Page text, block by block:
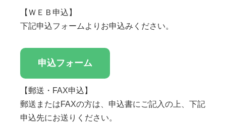
【ＷＥＢ申込】
下記申込フォームよりお申込みください。
申込フォーム
【郵送・FAX申込】
郵送またはFAXの方は、申込書にご記入の上、下記
申込先にお送りください。